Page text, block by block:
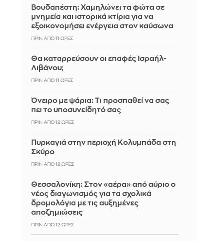
Βουδαπέστη: Χαμηλώνει τα φώτα σε
μνημεία και ιστορικά κτίρια για να
εξοικονομήσει ενέργεια στον καύσωνα
ΠΡΙΝ ΑΠΌ 11 ΏΡΕΣ
Θα καταρρεύσουν οι επαφές Ισραήλ-
Λιβάνου;
ΠΡΙΝ ΑΠΌ 11 ΏΡΕΣ
Όνειρο με ψάρια: Τι προσπαθεί να σας
πει το υποσυνείδητό σας
ΠΡΙΝ ΑΠΌ 12 ΏΡΕΣ
Πυρκαγιά στην περιοχή Κολυμπάδα στη
Σκύρο
ΠΡΙΝ ΑΠΌ 12 ΏΡΕΣ
Θεσσαλονίκη: Στον «αέρα» από αύριο ο
νέος διαγωνισμός για τα σχολικά
δρομολόγια με τις αυξημένες
αποζημιώσεις
ΠΡΙΝ ΑΠΌ 12 ΏΡΕΣ